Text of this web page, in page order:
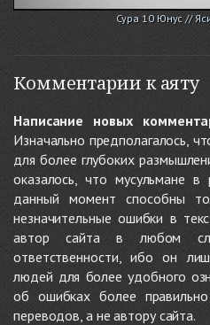
Сура 10 Юнус //
Комментарии к аяту
Написание новых
Изначально предполагалось,
для более глубоких
оказалось, что мусульмане в
данный момент способны
незначительные ошибки в
автор сайта в любом
ответственности, ибо он
людей для более удобного
об ошибках более
переводов, а не автору сайта.